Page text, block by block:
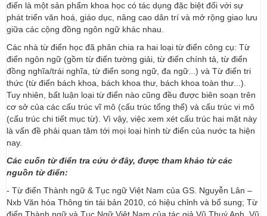
điển là một sản phẩm khoa học có tác dụng đặc biệt đối với sự
phát triển văn hoá, giáo dục, nâng cao dân trí và mở rộng giao lưu
giữa các cộng đồng ngôn ngữ khác nhau.
Các nhà từ điển học đã phân chia ra hai loại từ điển công cụ: Từ
điển ngôn ngữ (gồm từ điển tường giải, từ điển chính tả, từ điển
đồng nghĩa/trái nghĩa, từ điển song ngữ, đa ngữ...) và Từ điển tri
thức (từ điển bách khoa, bách khoa thư, bách khoa toàn thư...).
Tuy nhiên, bất luận loại từ điển nào cũng đều được biên soạn trên
cơ sở của các cấu trúc vĩ mô (cấu trúc tổng thể) và cấu trúc vi mô
(cấu trúc chi tiết mục từ). Vì vậy, việc xem xét cấu trúc hai mặt này
là vấn đề phải quan tâm tới mọi loại hình từ điển của nước ta hiện
nay.
Các cuốn từ điển tra cứu ở đây, được tham khảo từ các
nguồn từ điển:
- Từ điển Thành ngữ & Tục ngữ Việt Nam của GS. Nguyễn Lân –
Nxb Văn hóa Thông tin tái bản 2010, có hiệu chỉnh và bổ sung; Từ